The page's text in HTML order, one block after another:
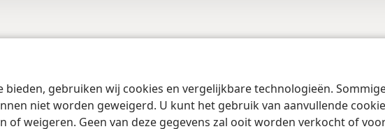
gebruiken wij cookies en vergelijkbare technologieën.
niet worden geweigerd. U kunt het gebruik van aanvullende
weigeren. Geen van deze gegevens zal ooit worden verkocht of